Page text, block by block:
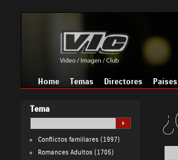
Home Temas Directores Países
Tema
Conflictos familiares(1997)
Romances Adultos(1705)